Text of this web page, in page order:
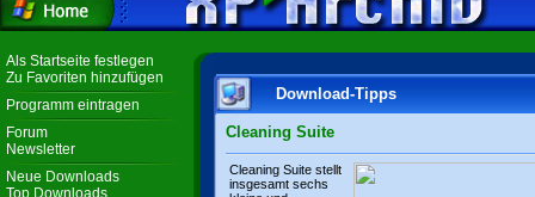
Als Startseite festlegen
Zu Favoriten hinzufügen
Programm eintragen
Forum
Newsletter
Neue Downloads
Top Downloads
Download-Tipps
Cleaning Suite
Cleaning Suite stellt
insgesamt sechs